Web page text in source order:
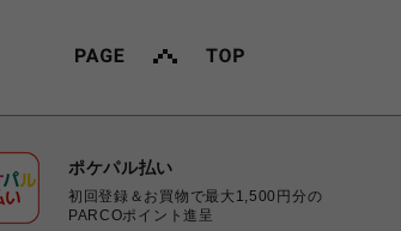
ポケパル払い
初回登録＆お買物で最大1,500円分の
PARCOポイント進呈